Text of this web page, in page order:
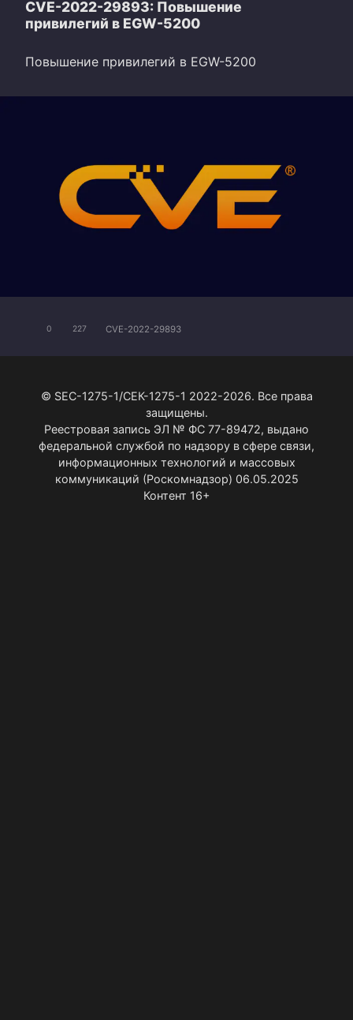
CVE-2022-29893: Повышение
привилегий в EGW-5200
Повышение привилегий в EGW-5200
0 227 CVE-2022-29893
© SEC-1275-1/СЕК-1275-1 2022-2026. Все права
защищены.
Реестровая запись ЭЛ № ФС 77-89472, выдано
федеральной службой по надзору в сфере связи,
информационных технологий и массовых
коммуникаций (Роскомнадзор) 06.05.2025
Контент 16+